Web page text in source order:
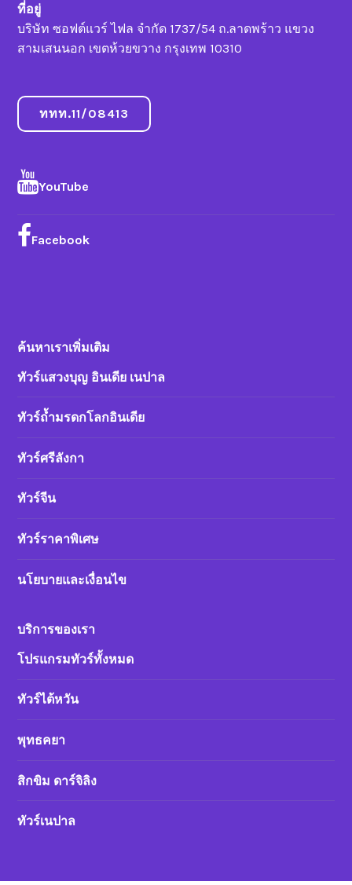
ที่อยู่
บริษัท ซอฟต์แวร์ ไฟล จำกัด 1737/54 ถ.ลาดพร้าว แขวง
สามเสนนอก เขตห้วยขวาง กรุงเทพ 10310
ททท.11/08413
YouTube
Facebook
ค้นหาเราเพิ่มเติม
ทัวร์แสวงบุญ อินเดีย เนปาล
ทัวร์ถ้ำมรดกโลกอินเดีย
ทัวร์ศรีลังกา
ทัวร์จีน
ทัวร์ราคาพิเศษ
นโยบายและเงื่อนไข
บริการของเรา
โปรแกรมทัวร์ทั้งหมด
ทัวร์ไต้หวัน
พุทธคยา
สิกขิม ดาร์จิลิง
ทัวร์เนปาล